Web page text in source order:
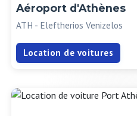
Aéroport d'Athènes
ATH - Eleftherios Venizelos
Location de voitures